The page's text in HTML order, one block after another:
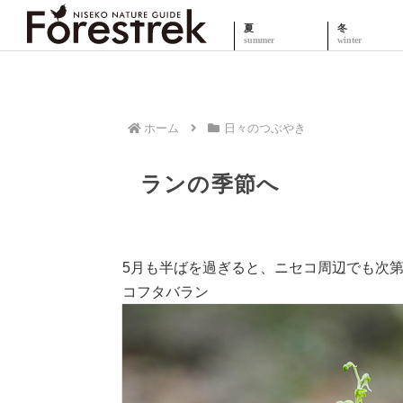
夏 冬
ホーム 日々のつぶやき
ランの季節へ
5月も半ばを過ぎると、ニセコ周辺でも次
コフタバラン